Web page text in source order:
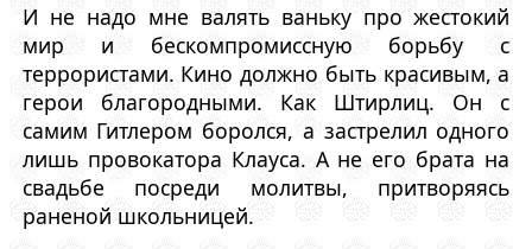
И не надо мне валять ваньку про жестокий
мир и бескомпромиссную борьбу с
террористами. Кино должно быть красивым, а
герои благородными. Как Штирлиц. Он с
самим Гитлером боролся, а застрелил одного
лишь провокатора Клауса. А не его брата на
свадьбе посреди молитвы, притворяясь
раненой школьницей.